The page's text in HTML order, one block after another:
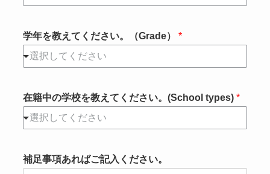
学年を教えてください。（Grade） *
選択してください
在籍中の学校を教えてください。(School types) *
選択してください
補足事項あればご記入ください。